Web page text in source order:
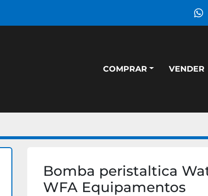
COMPRAR VENDER
Bomba peristaltica
WFA Equipamentos